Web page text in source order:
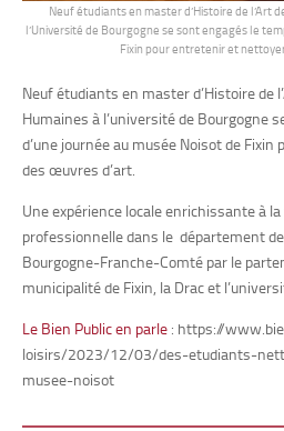
Neuf étudiants en master d’Histoire de l’Art
l’Université de Bourgogne se sont engagés le
Fixin pour entretenir et
Neuf étudiants en master d’Histoire de
Humaines à l’université de Bourgogne
d’une journée au musée Noisot de
des œuvres d’art.
Une expérience locale enrichissante à
professionnelle dans le département de
Bourgogne-Franche-Comté par le
municipalité de Fixin, la Drac et
Le Bien Public en parle : https://
loisirs/2023/12/03/des-etudiants-
musee-noisot